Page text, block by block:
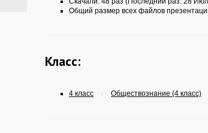
Общий размер всех файлов
Класс:
4 класс / Обществознание (4 класс)